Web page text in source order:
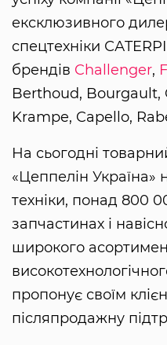
ексклюзивного
спецтехніки
брендів Challenger,
Berthoud, Bourgault,
Krampe, Capello,
На сьогодні
«Цеппелін Україна»
техніки, понад 800
запчастинах і
широкого
пропонує своїм
післяпродажну